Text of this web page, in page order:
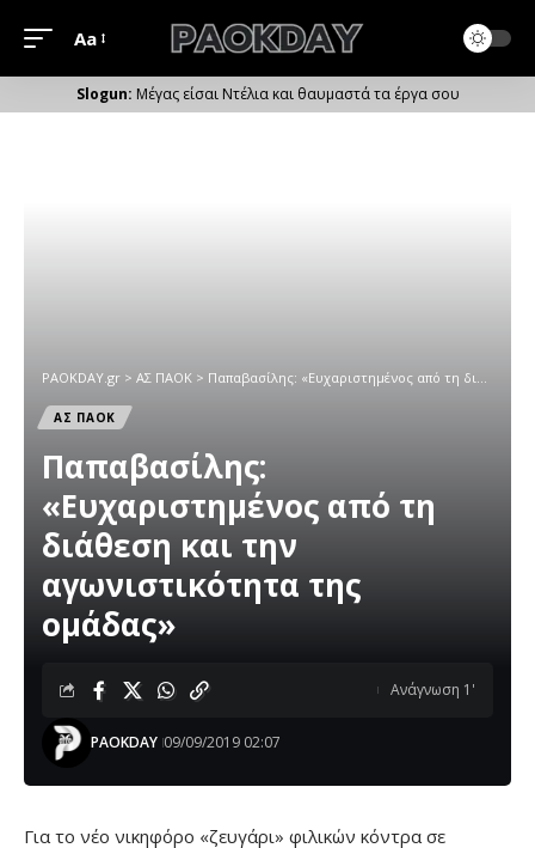
Μέγεθος
Γραμματοσειράς
Aa
Μέγας είσαι Ντέλια και θαυμαστά τα έργα σου
PAOKDAY.gr > ΑΣ ΠΑΟΚ > Παπαβασίλης: «Ευχαριστημένος από τη διάθεση και την αγωνιστικότητα της ομάδας»
ΑΣ ΠΑΟΚ
Παπαβασίλης:
«Ευχαριστημένος από τη
διάθεση και την
αγωνιστικότητα της
ομάδας»
PAOKDAY 09/09/2019 02:07
Ανάγνωση 1'
Για το νέο νικηφόρο «ζευγάρι» φιλικών κόντρα σε